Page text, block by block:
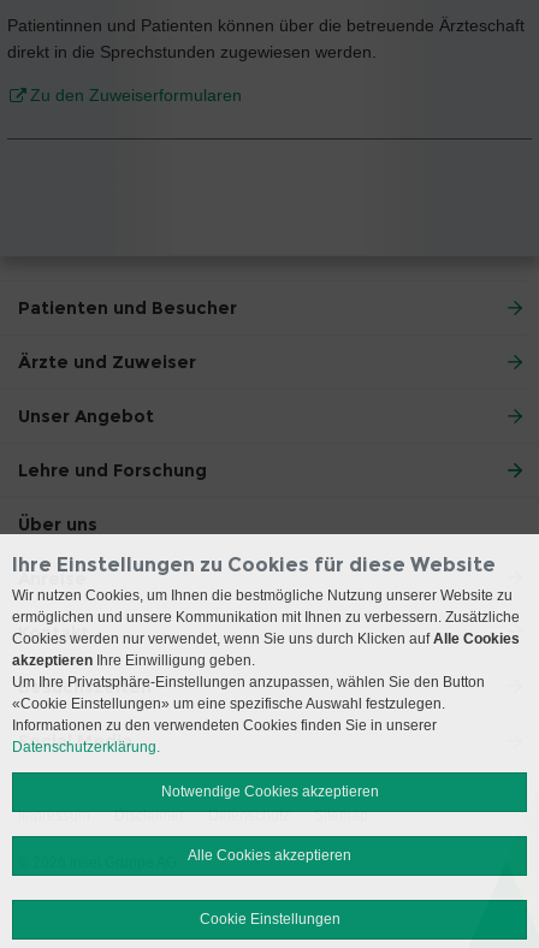
Patientinnen und Patienten können über die betreuende Ärzteschaft
direkt in die Sprechstunden zugewiesen werden.
Zu den Zuweiserformularen
Patienten und Besucher
Ärzte und Zuweiser
Unser Angebot
Lehre und Forschung
Über uns
Anreise
Kontakt
Besuchszeiten
Social Media
Impressum Disclaimer Datenschutz Sitemap
Ihre Einstellungen zu Cookies für diese Website
Wir nutzen Cookies, um Ihnen die bestmögliche Nutzung unserer Website zu
ermöglichen und unsere Kommunikation mit Ihnen zu verbessern. Zusätzliche
Cookies werden nur verwendet, wenn Sie uns durch Klicken aufAlle Cookies
akzeptieren Ihre Einwilligung geben.
Um Ihre Privatsphäre-Einstellungen anzupassen, wählen Sie den Button
«Cookie Einstellungen» um eine spezifische Auswahl festzulegen.
Informationen zu den verwendeten Cookies finden Sie in unserer
Datenschutzerklärung.
Notwendige Cookies akzeptieren
Alle Cookies akzeptieren
Cookie Einstellungen